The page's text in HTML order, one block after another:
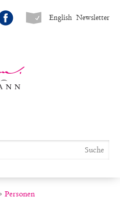
Newsletter
English
› Personen